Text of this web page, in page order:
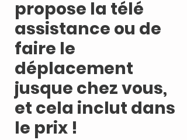
propose la télé
assistance ou de
faire le
déplacement
jusque chez vous,
et cela inclut dans
le prix !